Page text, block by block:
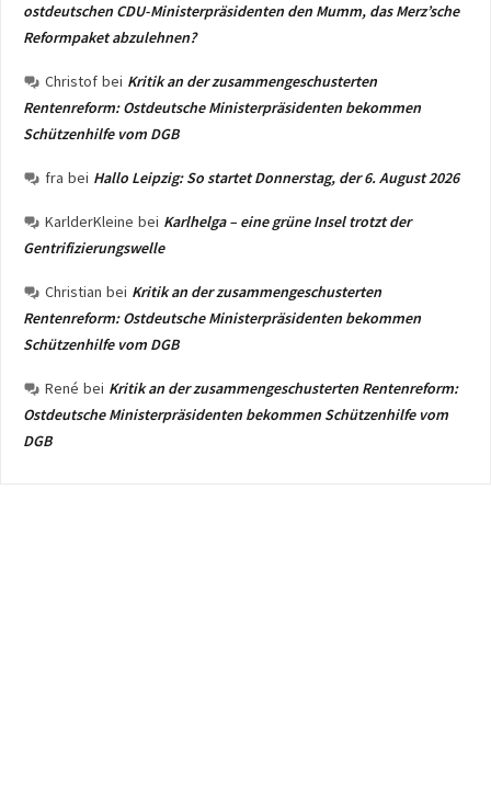
ostdeutschen CDU-Ministerpräsidenten den Mumm, das Merz’sche
Reformpaket abzulehnen?
Christof bei Kritik an der zusammengeschusterten
Rentenreform: Ostdeutsche Ministerpräsidenten bekommen
Schützenhilfe vom DGB
fra bei Hallo Leipzig: So startet Donnerstag, der 6. August 2026
KarlderKleine bei Karlhelga – eine grüne Insel trotzt der
Gentrifizierungswelle
Christian bei Kritik an der zusammengeschusterten
Rentenreform: Ostdeutsche Ministerpräsidenten bekommen
Schützenhilfe vom DGB
René bei Kritik an der zusammengeschusterten Rentenreform:
Ostdeutsche Ministerpräsidenten bekommen Schützenhilfe vom
DGB